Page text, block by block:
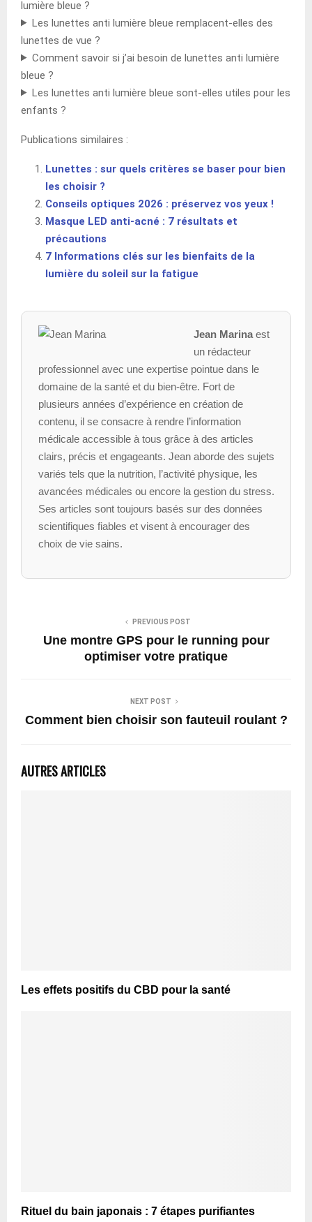
lumière bleue ?
Les lunettes anti lumière bleue remplacent-elles des
lunettes de vue ?
Comment savoir si j’ai besoin de lunettes anti lumière
bleue ?
Les lunettes anti lumière bleue sont-elles utiles pour les
enfants ?
Publications similaires :
Lunettes : sur quels critères se baser pour bien
les choisir ?
Conseils optiques 2026 : préservez vos yeux !
Masque LED anti-acné : 7 résultats et
précautions
7 Informations clés sur les bienfaits de la
lumière du soleil sur la fatigue
Jean Marinaest
un rédacteur
professionnel avec une expertise pointue dans le
domaine de la santé et du bien-être. Fort de
plusieurs années d’expérience en création de
contenu, il se consacre à rendre l’information
médicale accessible à tous grâce à des articles
clairs, précis et engageants. Jean aborde des sujets
variés tels que la nutrition, l’activité physique, les
avancées médicales ou encore la gestion du stress.
Ses articles sont toujours basés sur des données
scientifiques fiables et visent à encourager des
choix de vie sains.
PREVIOUS POST
Une montre GPS pour le running pour
optimiser votre pratique
NEXT POST
Comment bien choisir son fauteuil roulant ?
AUTRES ARTICLES
Les effets positifs du CBD pour la santé
Rituel du bain japonais : 7 étapes purifiantes